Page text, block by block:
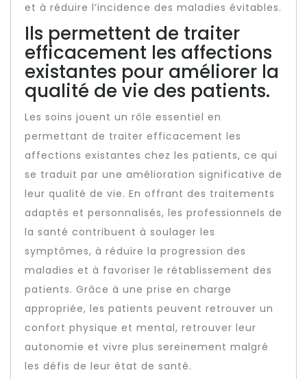
et à réduire l’incidence des maladies évitables.
Ils permettent de traiter
efficacement les affections
existantes pour améliorer la
qualité de vie des patients.
Les soins jouent un rôle essentiel en
permettant de traiter efficacement les
affections existantes chez les patients, ce qui
se traduit par une amélioration significative de
leur qualité de vie. En offrant des traitements
adaptés et personnalisés, les professionnels de
la santé contribuent à soulager les
symptômes, à réduire la progression des
maladies et à favoriser le rétablissement des
patients. Grâce à une prise en charge
appropriée, les patients peuvent retrouver un
confort physique et mental, retrouver leur
autonomie et vivre plus sereinement malgré
les défis de leur état de santé.